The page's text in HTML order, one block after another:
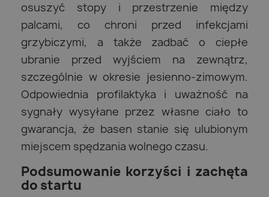
osuszyć stopy i przestrzenie między
palcami, co chroni przed infekcjami
grzybiczymi, a także zadbać o ciepłe
ubranie przed wyjściem na zewnątrz,
szczególnie w okresie jesienno-zimowym.
Odpowiednia profilaktyka i uważność na
sygnały wysyłane przez własne ciało to
gwarancja, że basen stanie się ulubionym
miejscem spędzania wolnego czasu.
Podsumowanie korzyści i zachęta
do startu